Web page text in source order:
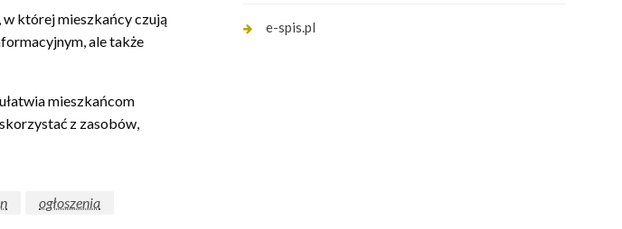
w której mieszkańcy czują
ale także
mieszkańcom
z zasobów,
ogłoszenia
e-spis.pl